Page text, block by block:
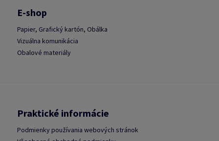
E-shop
Papier, Grafický kartón, Obálka
Vizuálna komunikácia
Obalové materiály
Praktické informácie
Podmienky používania webových stránok